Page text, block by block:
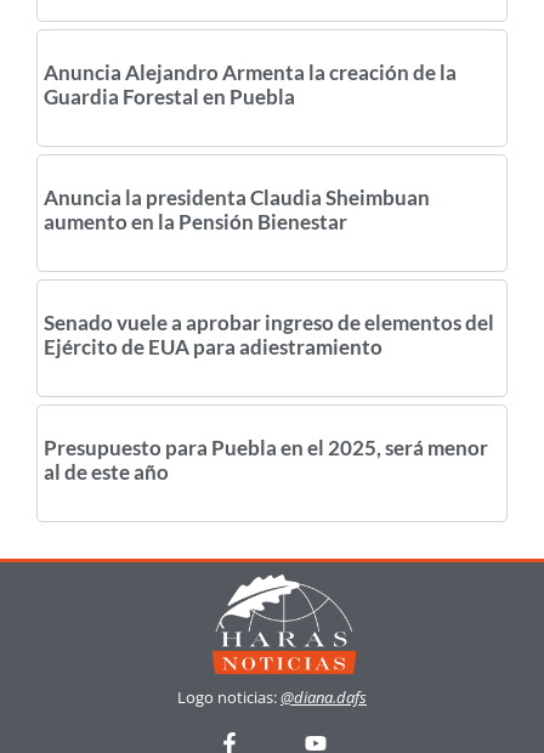
Anuncia Alejandro Armenta la creación de la
Guardia Forestal en Puebla
Anuncia la presidenta Claudia Sheimbuan
aumento en la Pensión Bienestar
Senado vuele a aprobar ingreso de elementos del
Ejército de EUA para adiestramiento
Presupuesto para Puebla en el 2025, será menor
al de este año
Logo noticias:@diana.dafs